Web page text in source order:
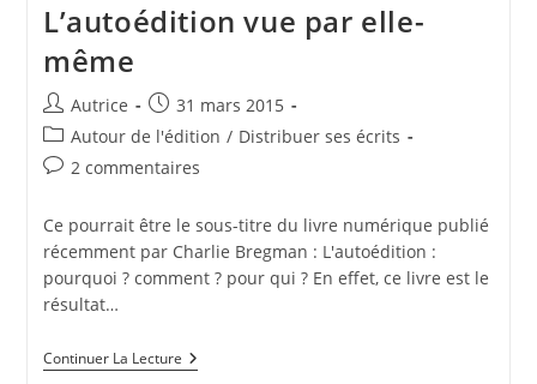
!
L’autoédition vue par elle-
même
Auteur/autrice
de
la
publication :
Autrice
Publication
publiée :
31 mars 2015
Post
category:
Autour de l'édition / Distribuer ses écrits
Commentaires
la
publication :
2 commentaires
Ce pourrait être le sous-titre du livre numérique publié
récemment par Charlie Bregman : L'autoédition :
pourquoi ? comment ? pour qui ? En effet, ce livre est le
résultat…
Continuer La LectureL’autoédition
Vue